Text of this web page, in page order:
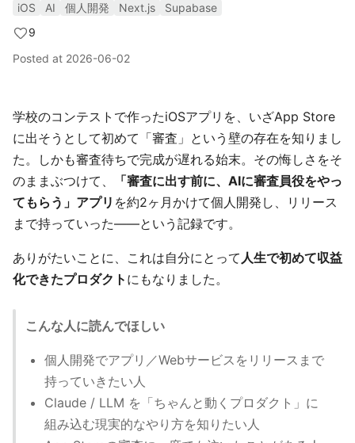
iOS AI 個人開発 Next.js
Supabase
9
Posted at 2026-06-02
学校のコンテストで作ったiOSアプリを、いざApp Store
に出そうとして初めて「審査」という壁の存在を知りまし
た。しかも審査待ちで完成が遅れる始末。その悔しさをそ
のままぶつけて、
「審査に出す前に、AIに審査員役をやっ
てもらう」アプリ を約2ヶ月かけて個人開発し、リリース
まで持っていった——という記録です。
ありがたいことに、これは自分にとって 人生で初めて収益
化できたプロダクト にもなりました。
こんな人に読んでほしい
個人開発でアプリ／Webサービスをリリースまで
持っていきたい人
Claude / LLM を「ちゃんと動くプロダクト」に
組み込む現実的なやり方を知りたい人